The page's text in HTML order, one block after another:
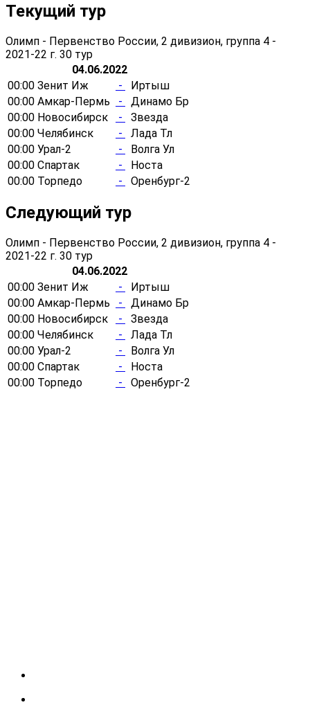
Текущий тур
Олимп - Первенство России, 2 дивизион, группа 4 -
2021-22 г. 30 тур
04.06.2022
00:00 Зенит Иж -
Иртыш
00:00 Амкар-Пермь -
Динамо Бр
00:00 Новосибирск -
Звезда
00:00 Челябинск -
Лада Тл
00:00 Урал-2 -
Волга Ул
00:00 Спартак -
Носта
00:00 Торпедо - Оренбург-2
Следующий тур
Олимп - Первенство России, 2 дивизион, группа 4 -
2021-22 г. 30 тур
04.06.2022
00:00 Зенит Иж -
Иртыш
00:00 Амкар-Пермь -
Динамо Бр
00:00 Новосибирск -
Звезда
00:00 Челябинск -
Лада Тл
00:00 Урал-2 -
Волга Ул
00:00 Спартак -
Носта
00:00 Торпедо - Оренбург-2